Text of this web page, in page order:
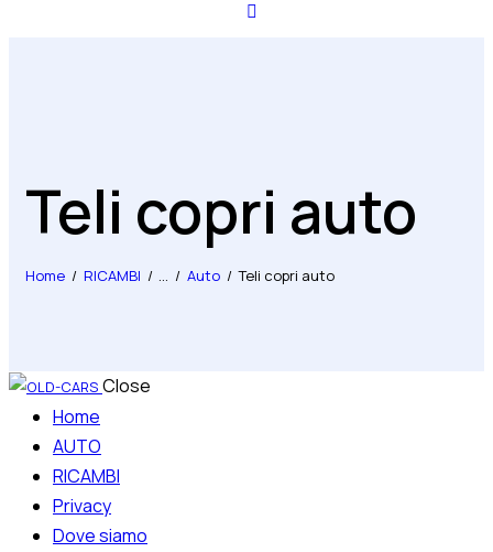
Teli copri auto
Home RICAMBI ... Auto Teli copri auto
Close
Home
AUTO
RICAMBI
Privacy
Dove siamo